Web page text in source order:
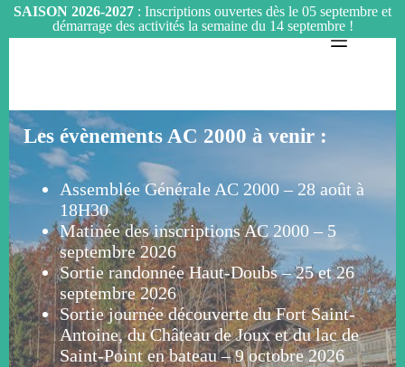
SAISON 2026-2027 : Inscriptions ouvertes dès le 05 septembre et
démarrage des activités la semaine du 14 septembre !
Les évènements AC 2000 à venir :
Assemblée Générale AC 2000 – 28 août à
18H30
Matinée des inscriptions AC 2000 – 5
septembre 2026
Sortie randonnée Haut-Doubs – 25 et 26
septembre 2026
Sortie journée découverte du Fort Saint-
Antoine, du Château de Joux et du lac de
Saint-Point en bateau – 9 octobre 2026